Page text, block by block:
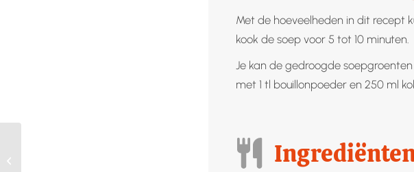
Met de hoeveelheden in dit recept
kook de soep voor 5 tot 10 minuten.
Je kan de gedroogde
met 1 tl bouillonpoeder en 250 ml